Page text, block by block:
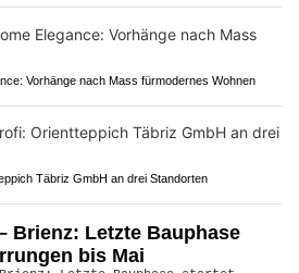
Vorhänge nach Mass fürmodernes Wohnen
Täbriz GmbH an drei Standorten
Brienz: Letzte Bauphase
bis Mai